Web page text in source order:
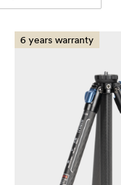
6 years warranty